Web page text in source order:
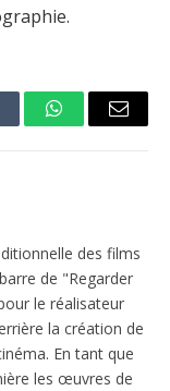
WhatsAppEmail
des films
de "Regarder
le réalisateur
la création de
En tant que
les œuvres de